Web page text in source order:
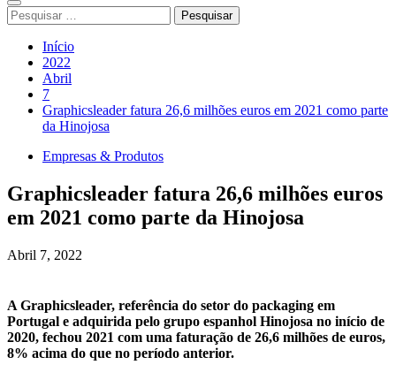
Menu
principal
Pesquisar
por:
Início
2022
Abril
7
Graphicsleader fatura 26,6 milhões euros em 2021 como parte
da Hinojosa
Empresas & Produtos
Graphicsleader fatura 26,6 milhões euros
em 2021 como parte da Hinojosa
Abril 7, 2022
A Graphicsleader, referência do setor do packaging em
Portugal e adquirida pelo grupo espanhol Hinojosa no início de
2020, fechou 2021 com uma faturação de 26,6 milhões de euros,
8% acima do que no período anterior.